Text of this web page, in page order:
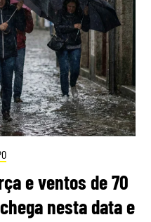
e ventos de 70
nesta data e